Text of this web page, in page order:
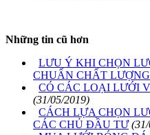
Những tin cũ hơn
LƯU Ý KHI CHỌN
CHUẨN CHẤT LƯỢNG
CÓ CÁC LOẠI LƯỚI
(31/05/2019)
CÁCH LỰA CHỌN
CÁC CHỦ ĐẦU TƯ